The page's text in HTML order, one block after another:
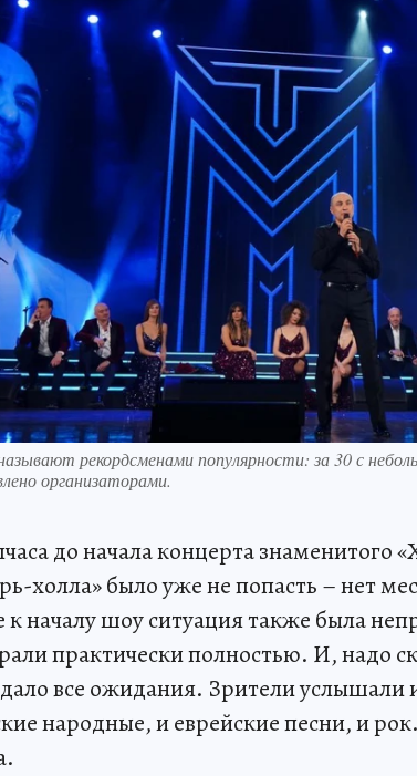
рекордсменами популярности: за 30 с
организаторами.
до начала концерта знаменитого
холла» было уже не попасть – нет
к началу шоу ситуация также была
практически полностью. И, надо
все ожидания. Зрители услышали
народные, и еврейские песни, и